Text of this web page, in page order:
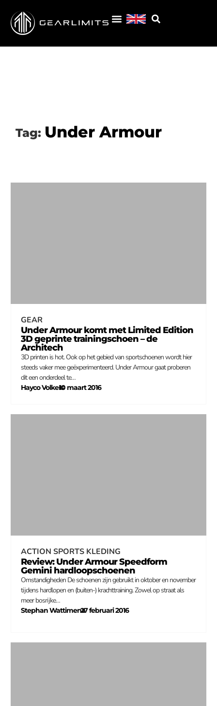
Tag: Under Armour
GEAR
Under Armour komt met Limited Edition
3D geprinte trainingschoen – de
Architech
3D printen is hot. Ook op het gebied van sportschoenen wordt hier
steeds vaker mee geëxperimenteerd. Under Armour gaat proberen
dit een onderdeel te…
Hayco Volkers
–
10 maart 2016
ACTION SPORTS KLEDING
Review: Under Armour Speedform
Gemini hardloopschoenen
Omstandigheden De schoenen zijn gebruikt in oktober en november
tijdens hardlopen en (buiten-) krachttraining. Zowel op straat als
meer bosrijke…
Stephan Wattimena
–
27 februari 2016